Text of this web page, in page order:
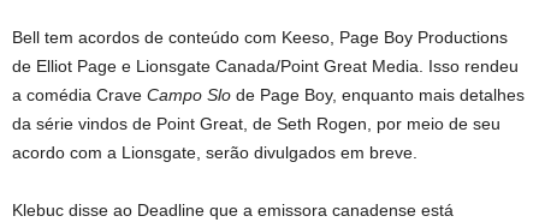
Bell tem acordos de conteúdo com Keeso, Page Boy Productions
de Elliot Page e Lionsgate Canada/Point Great Media. Isso rendeu
a comédia Crave Campo Slo de Page Boy, enquanto mais detalhes
da série vindos de Point Great, de Seth Rogen, por meio de seu
acordo com a Lionsgate, serão divulgados em breve.
Klebuc disse ao Deadline que a emissora canadense está